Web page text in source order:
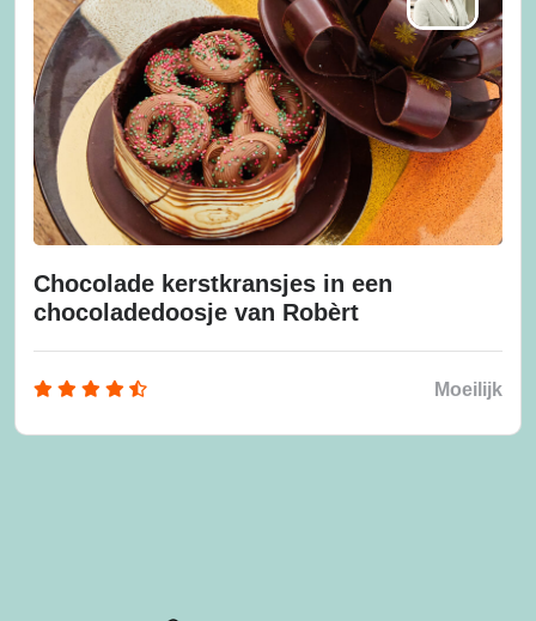
Chocolade kerstkransjes in een
chocoladedoosje van Robèrt
Moeilijk